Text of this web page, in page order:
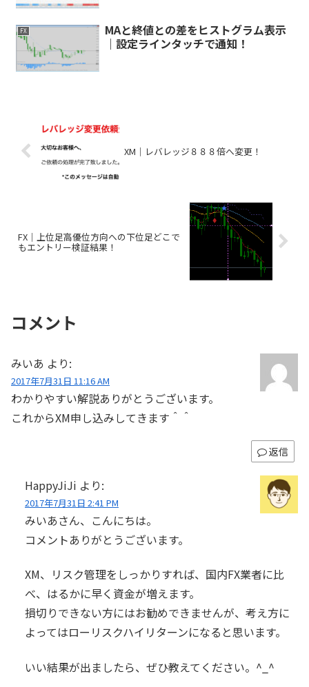
FX
MAと終値との差をヒストグラム表示
｜設定ラインタッチで通知！
XM｜レバレッジ８８８倍へ変更！
FX｜上位足高優位方向への下位足どこで
もエントリー検証結果！
コメント
みいあ より:
2017年7月31日 11:16 AM
わかりやすい解説ありがとうございます。
これからXM申し込みしてきます＾＾
返信
HappyJiJi より:
2017年7月31日 2:41 PM
みいあさん、こんにちは。
コメントありがとうございます。
XM、リスク管理をしっかりすれば、国内FX業者に比
べ、はるかに早く資金が増えます。
損切りできない方にはお勧めできませんが、考え方に
よってはローリスクハイリターンになると思います。
いい結果が出ましたら、ぜひ教えてください。^_^